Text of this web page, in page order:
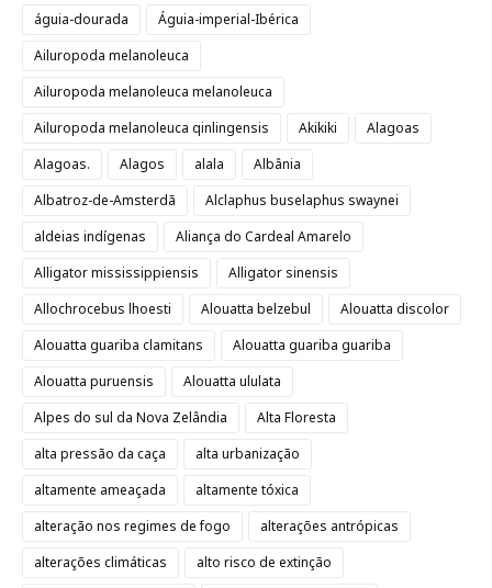
águia-dourada
Águia-imperial-Ibérica
Ailuropoda melanoleuca
Ailuropoda melanoleuca melanoleuca
Ailuropoda melanoleuca qinlingensis
Akikiki
Alagoas
Alagoas.
Alagos alala
Albânia
Albatroz-de-Amsterdã
Alclaphus buselaphus swaynei
aldeias indígenas
Aliança do Cardeal Amarelo
Alligator mississippiensis
Alligator sinensis
Allochrocebus lhoesti
Alouatta belzebul
Alouatta discolor
Alouatta guariba clamitans
Alouatta guariba guariba
Alouatta puruensis
Alouatta ululata
Alpes do sul da Nova Zelândia
Alta Floresta
alta pressão da caça
alta urbanização
altamente ameaçada
altamente tóxica
alteração nos regimes de fogo
alterações antrópicas
alterações climáticas
alto risco de extinção